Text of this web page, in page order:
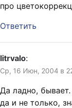
про
Ответить
litrvalo:
Ср, 16 Июн, 2004 в
Да ладно,
да и не только,